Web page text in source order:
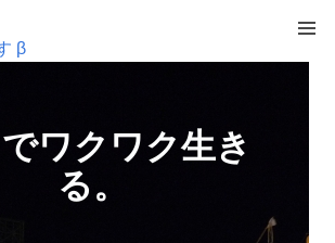
β
ワクワク生き
る。